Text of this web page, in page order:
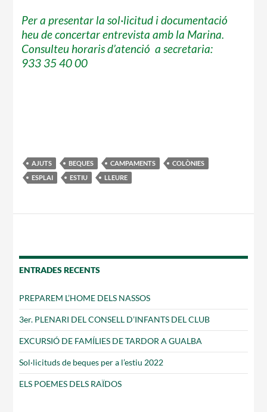
Per a presentar la sol·licitud i documentació
heu de concertar entrevista amb la Marina.
Consulteu horaris d’atenció a secretaria:
933 35 40 00
AJUTS BEQUES CAMPAMENTS
COLÒNIES
ESPLAI
ESTIU LLEURE
ENTRADES RECENTS
PREPAREM L’HOME DELS NASSOS
3er. PLENARI DEL CONSELL D’INFANTS DEL CLUB
EXCURSIÓ DE FAMÍLIES DE TARDOR A GUALBA
Sol·licituds de beques per a l’estiu 2022
ELS POEMES DELS RAÏDOS
Fundesplai als mitjans
Xarxes socials
COL·LABORA